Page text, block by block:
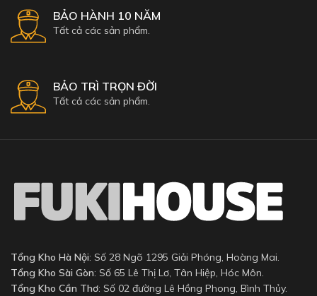
BẢO HÀNH 10 NĂM
Tất cả các sản phẩm.
BẢO TRÌ TRỌN ĐỜI
Tất cả các sản phẩm.
Tổng Kho Hà Nội: Số 28 Ngõ 1295 Giải Phóng, Hoàng Mai.
Tổng Kho Sài Gòn: Số 65 Lê Thị Lơ, Tân Hiệp, Hóc Môn.
Tổng Kho Cần Thơ: Số 02 đường Lê Hồng Phong, Bình Thủy.